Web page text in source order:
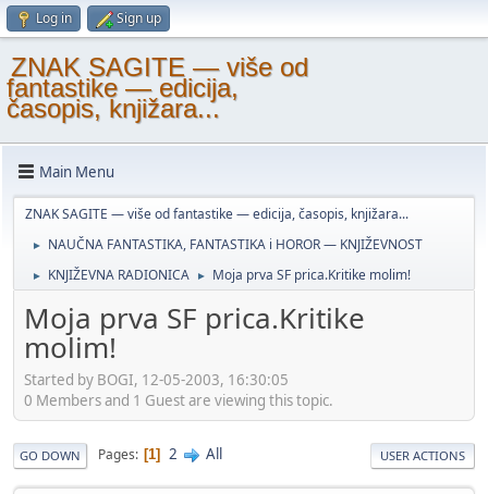
Log in Sign up
ZNAK SAGITE — više od
fantastike — edicija,
časopis, knjižara...
Main Menu
ZNAK SAGITE — više od fantastike — edicija, časopis, knjižara...
► NAUČNA FANTASTIKA, FANTASTIKA i HOROR — KNJIŽEVNOST
► KNJIŽEVNA RADIONICA ► Moja prva SF prica.Kritike molim!
Moja prva SF prica.Kritike
molim!
Started by BOGI, 12-05-2003, 16:30:05
0 Members and 1 Guest are viewing this topic.
GO DOWN Pages 1 2 All USER ACTIONS